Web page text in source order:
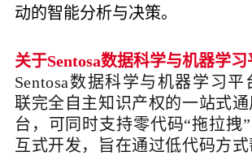
动的智能分析与决策。
关于Sentosa数据科学与机器学习
Sentosa数据科学与机器学习平
联完全自主知识产权的一站式
台，可同时支持零代码“拖拉拽
互式开发，旨在通过低代码方